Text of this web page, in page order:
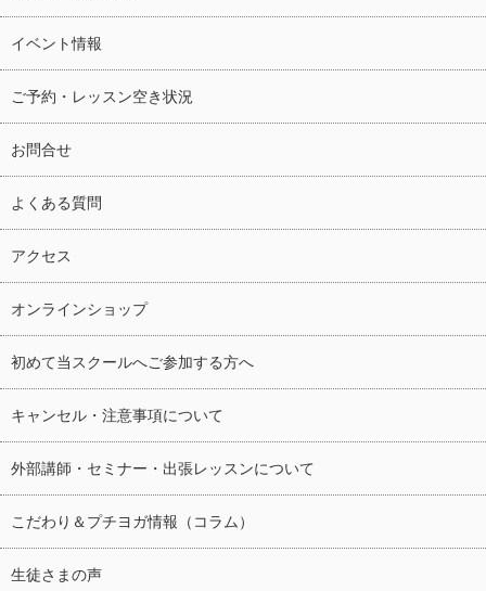
イベント情報
ご予約・レッスン空き状況
お問合せ
よくある質問
アクセス
オンラインショップ
初めて当スクールへご参加する方へ
キャンセル・注意事項について
外部講師・セミナー・出張レッスンについて
こだわり＆プチヨガ情報（コラム）
生徒さまの声